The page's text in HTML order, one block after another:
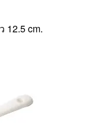
12.5 cm.